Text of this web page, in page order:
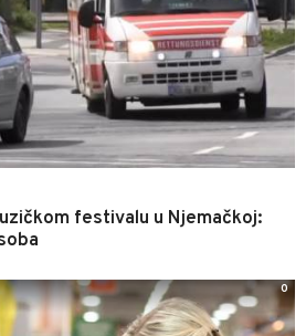
festivalu u Njemačkoj:
0